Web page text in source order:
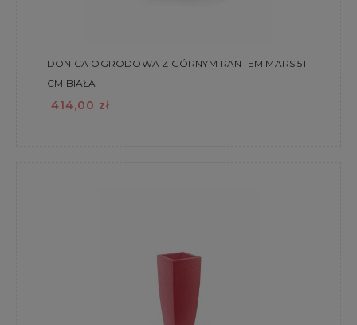
DONICA OGRODOWA Z GÓRNYM RANTEM MARS 51
CM BIAŁA
414,00 zł